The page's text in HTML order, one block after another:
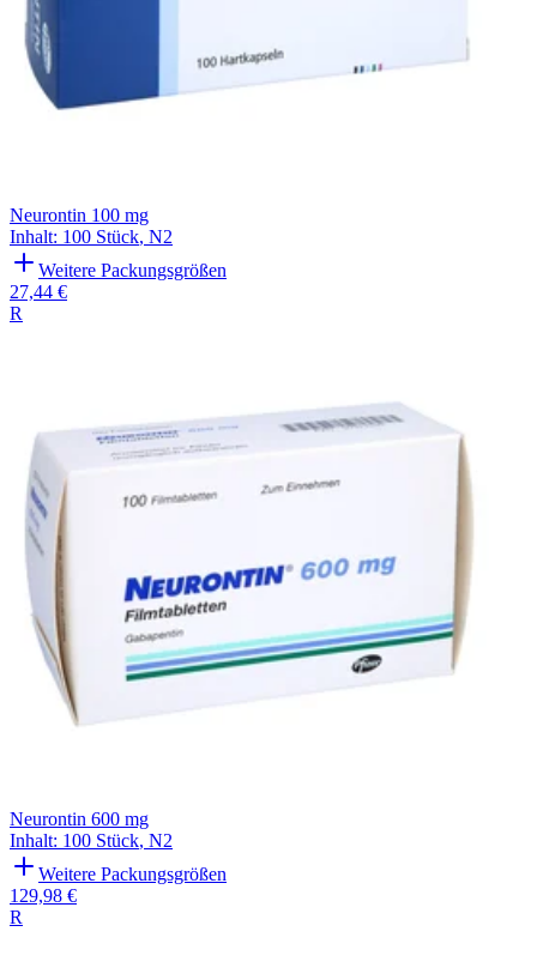
Neurontin 100 mg
Inhalt: 100 Stück, N2
Weitere Packungsgrößen
27,44 €
R
Neurontin 600 mg
Inhalt: 100 Stück, N2
Weitere Packungsgrößen
129,98 €
R